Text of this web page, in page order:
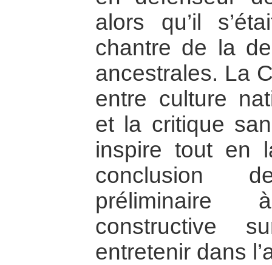
alors qu’il
chantre de la
ancestrales. La
entre culture
et la critique
inspire tout en
conclusion
constructive
entretenir dans